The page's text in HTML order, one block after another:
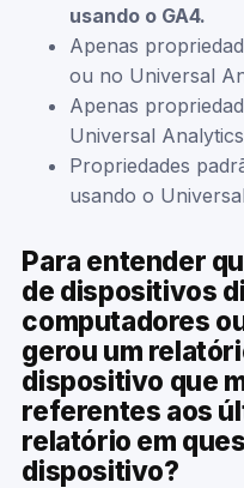
usando o GA4.
Apenas
ou no Universal
Apenas
Universal
Propriedades
usando o
Para entender
de dispositivos
computadores
gerou um
dispositivo que
referentes aos
relatório em
dispositivo?